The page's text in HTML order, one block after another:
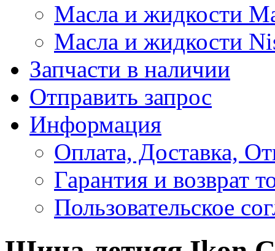
Масла и жидкости
Масла и жидкости
Запчасти в наличии
Отправить запрос
Информация
Оплата, Доставка,
Гарантия и возврат
Пользовательское